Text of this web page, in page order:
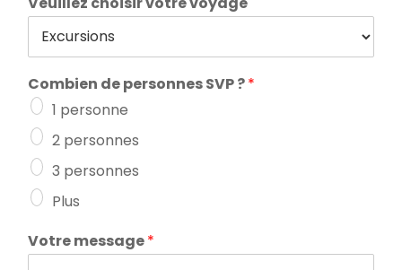
Combien de personnes SVP ?*
1 personne
2 personnes
3 personnes
Plus
Votre message*